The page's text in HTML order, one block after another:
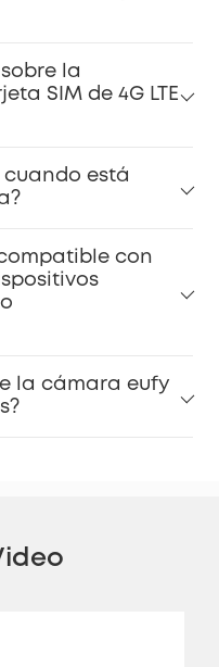
la
SIM de 4G LTE
está
compatible con
la cámara eufy